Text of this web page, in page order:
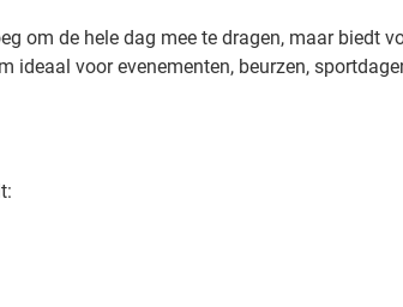
om de hele dag mee te dragen, maar biedt
ideaal voor evenementen, beurzen,